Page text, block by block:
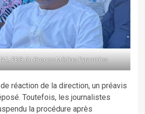
PDG du Groupe Médias Pyramides
réaction de la direction, un préavis
Toutefois, les journalistes
la procédure après